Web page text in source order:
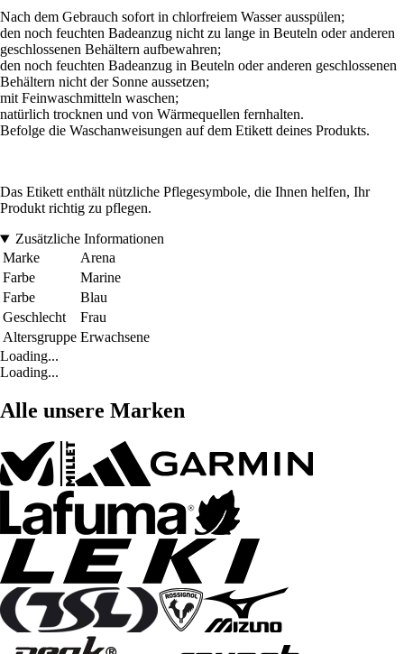
Nach dem Gebrauch sofort in chlorfreiem Wasser ausspülen;
den noch feuchten Badeanzug nicht zu lange in Beuteln oder anderen
geschlossenen Behältern aufbewahren;
den noch feuchten Badeanzug in Beuteln oder anderen geschlossenen
Behältern nicht der Sonne aussetzen;
mit Feinwaschmitteln waschen;
natürlich trocknen und von Wärmequellen fernhalten.
Befolge die Waschanweisungen auf dem Etikett deines Produkts.
Das Etikett enthält nützliche Pflegesymbole, die Ihnen helfen, Ihr
Produkt richtig zu pflegen.
Zusätzliche Informationen
Marke
Arena
Farbe
Marine
Farbe
Blau
Geschlecht
Frau
Altersgruppe Erwachsene
Loading...
Loading...
Alle unsere Marken